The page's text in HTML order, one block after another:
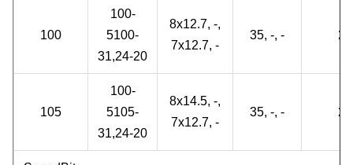
100
100-
5100-
31,24-20
8x12.7, -,
7x12.7, -
35, -, - 2
105
100-
5105-
31,24-20
8x14.5, -,
7x12.7, -
35, -, - 2